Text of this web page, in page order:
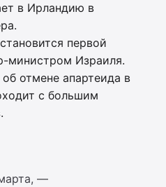
в Ирландию в
первой
министром Израиля.
отмене апартеида в
с большим
—